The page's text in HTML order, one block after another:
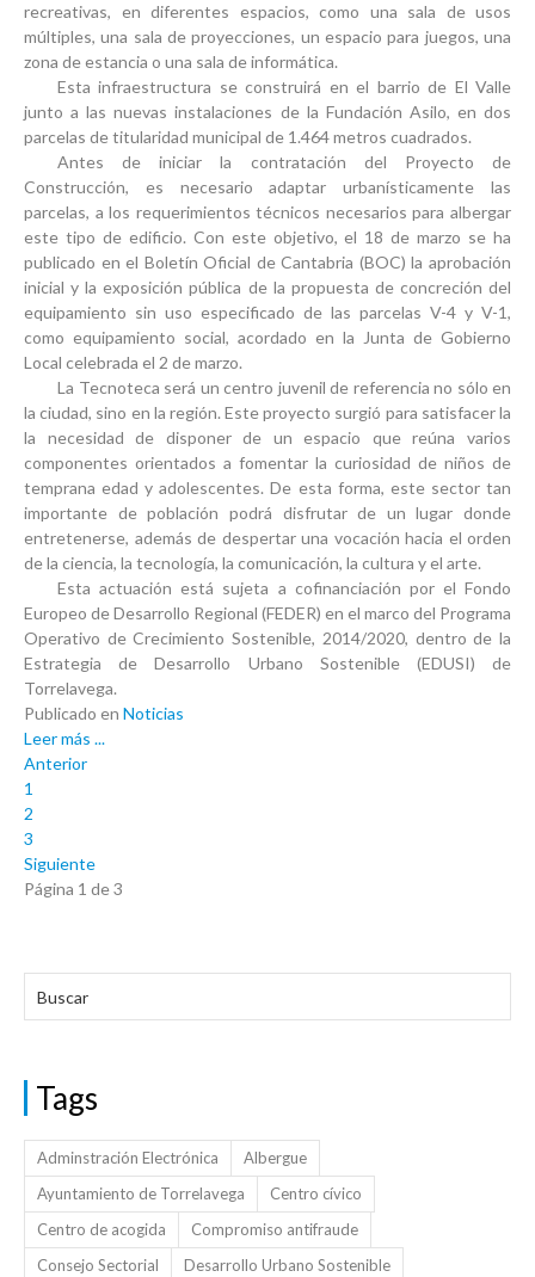
recreativas, en diferentes espacios, como una sala de usos
múltiples, una sala de proyecciones, un espacio para juegos, una
zona de estancia o una sala de informática.
Esta infraestructura se construirá en el barrio de El Valle
junto a las nuevas instalaciones de la Fundación Asilo, en dos
parcelas de titularidad municipal de 1.464 metros cuadrados.
Antes de iniciar la contratación del Proyecto de
Construcción, es necesario adaptar urbanísticamente las
parcelas, a los requerimientos técnicos necesarios para albergar
este tipo de edificio. Con este objetivo, el 18 de marzo se ha
publicado en el Boletín Oficial de Cantabria (BOC) la aprobación
inicial y la exposición pública de la propuesta de concreción del
equipamiento sin uso especificado de las parcelas V-4 y V-1,
como equipamiento social, acordado en la Junta de Gobierno
Local celebrada el 2 de marzo.
La Tecnoteca será un centro juvenil de referencia no sólo en
la ciudad, sino en la región. Este proyecto surgió para satisfacer la
la necesidad de disponer de un espacio que reúna varios
componentes orientados a fomentar la curiosidad de niños de
temprana edad y adolescentes. De esta forma, este sector tan
importante de población podrá disfrutar de un lugar donde
entretenerse, además de despertar una vocación hacia el orden
de la ciencia, la tecnología, la comunicación, la cultura y el arte.
Esta actuación está sujeta a cofinanciación por el Fondo
Europeo de Desarrollo Regional (FEDER) en el marco del Programa
Operativo de Crecimiento Sostenible, 2014/2020, dentro de la
Estrategia de Desarrollo Urbano Sostenible (EDUSI) de
Torrelavega.
Publicado en Noticias
Leer más ...
Anterior
1
2
3
Siguiente
Página 1 de 3
Tags
Adminstración Electrónica
Albergue
Ayuntamiento de Torrelavega
Centro cívico
Centro de acogida
Compromiso antifraude
Consejo Sectorial
Desarrollo Urbano Sostenible